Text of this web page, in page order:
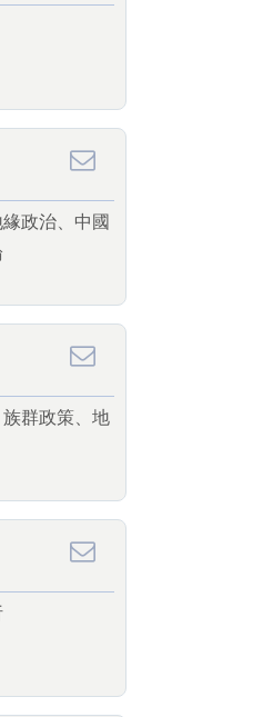
政治、中國
群政策、地